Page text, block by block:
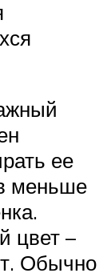
ее
меньше
цвет –
Обычно